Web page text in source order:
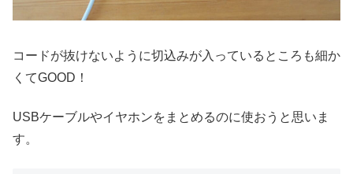
コードが抜けないように切込みが入っているところも細か
くてGOOD！
USBケーブルやイヤホンをまとめるのに使おうと思いま
す。